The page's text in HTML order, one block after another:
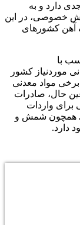
دارد و به
خصوصی، در این
آهن کشورهای
با
موردنیاز کشور
برخی مواد معدنی
حال، صادرات
برای واردات
همچون شمش و
دارد.